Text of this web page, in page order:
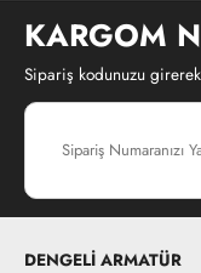
KARGOM
Sipariş kodunuzu
DENGELİ ARMATÜR